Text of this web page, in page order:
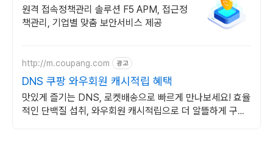
루션 전문기업
원격 접속정책관리 솔루션 F5 APM, 접근정
책관리, 기업별 맞춤 보안서비스 제공
http://m.coupang.com 광고
DNS 쿠팡 와우회원 캐시적립 혜택
맛있게 즐기는 DNS, 로켓배송으로 빠르게 만나보세요! 효율
적인 단백질 섭취, 와우회원 캐시적립으로 더 알뜰하게 구매